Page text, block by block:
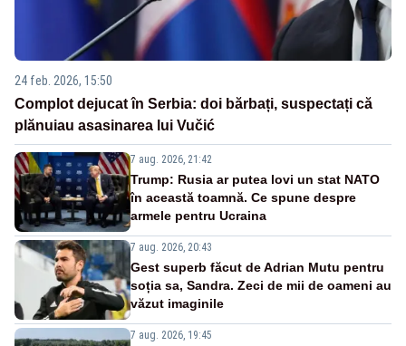
24 feb. 2026, 15:50
Complot dejucat în Serbia: doi bărbați, suspectați că
plănuiau asasinarea lui Vučić
7 aug. 2026, 21:42
Trump: Rusia ar putea lovi un stat NATO
în această toamnă. Ce spune despre
armele pentru Ucraina
7 aug. 2026, 20:43
Gest superb făcut de Adrian Mutu pentru
soția sa, Sandra. Zeci de mii de oameni au
văzut imaginile
7 aug. 2026, 19:45